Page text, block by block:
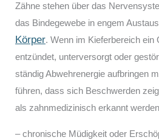
Zähne stehen über das
das Bindegewebe in engem
Körper. Wenn im Kieferbereich ein
entzündet, unterversorgt oder
ständig Abwehrenergie aufbringen
führen, dass sich Beschwerden
als zahnmedizinisch erkannt
– chronische Müdigkeit oder